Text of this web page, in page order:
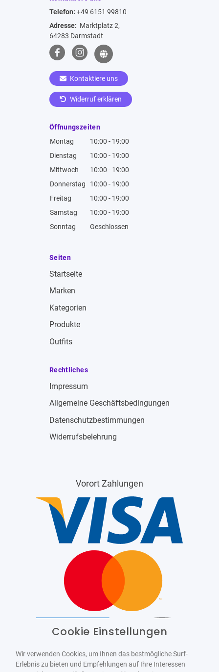
Telefon: +49 6151 99810
Adresse: Marktplatz 2,
64283 Darmstadt
Kontaktiere uns
Widerruf erklären
Öffnungszeiten
Montag
10:00 - 19:00
Dienstag
10:00 - 19:00
Mittwoch
10:00 - 19:00
Donnerstag
10:00 - 19:00
Freitag
10:00 - 19:00
Samstag
10:00 - 19:00
Sonntag
Geschlossen
Seiten
Startseite
Marken
Kategorien
Produkte
Outfits
Rechtliches
Impressum
Allgemeine Geschäftsbedingungen
Datenschutzbestimmungen
Widerrufsbelehrung
Vorort Zahlungen
WCAG-2.1-AA
Cookie Einstellungen
Wir verwenden Cookies, um Ihnen das bestmögliche Surf-
Erlebnis zu bieten und Empfehlungen auf Ihre Interessen